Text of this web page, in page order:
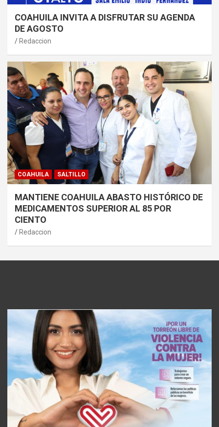
COAHUILA INVITA A DISFRUTAR SU AGENDA
DE AGOSTO
Redaccion
COAHUILA SALTILLO
MANTIENE COAHUILA ABASTO HISTÓRICO DE
MEDICAMENTOS SUPERIOR AL 85 POR
CIENTO
Redaccion